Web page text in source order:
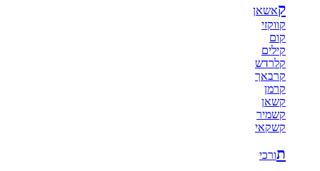
קאשאן
קווקזי
קום
קילים
קלרדש
קרבאך
קרמן
קשאן
קשמיר
קשקאי
תורכי